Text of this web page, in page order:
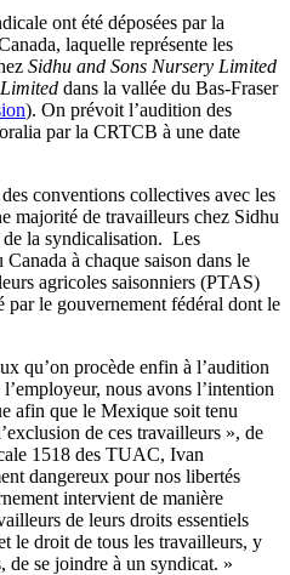
ont été déposées par la
laquelle représente les
Sidhu and Sons Nursery Limited
dans la vallée du Bas-Fraser
). On prévoit l’audition des
par la CRTCB à une date
des conventions collectives avec les
majorité de travailleurs chez Sidhu
de la syndicalisation. Les
Canada à chaque saison dans le
agricoles saisonniers (PTAS)
par le gouvernement fédéral dont le
qu’on procède enfin à l’audition
l’employeur, nous avons l’intention
afin que le Mexique soit tenu
de ces travailleurs », de
1518 des TUAC, Ivan
dangereux pour nos libertés
intervient de manière
de leurs droits essentiels
le droit de tous les travailleurs, y
de se joindre à un syndicat. »